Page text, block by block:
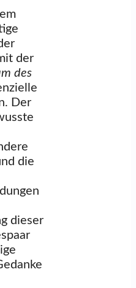
der
des
Der
die
dieser